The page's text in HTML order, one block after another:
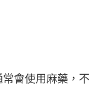
會使用麻藥，不